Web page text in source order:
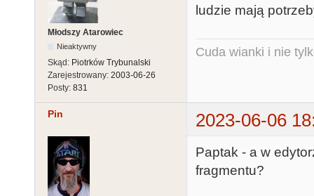
Młodszy Atarowiec
Nieaktywny
Skąd: Piotrków Trybunalski
Zarejestrowany: 2003-06-26
Posty: 831
ludzie mają
Cuda wianki i nie
Pin 2023-06-06
Paptak - a w
fragmentu?